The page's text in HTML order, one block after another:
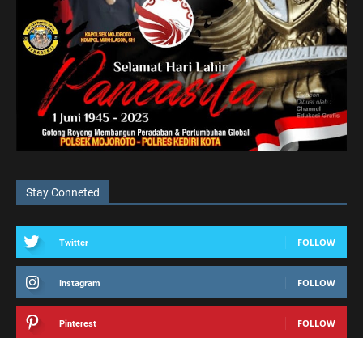
Stay Conneted
Twitter FOLLOW
Instagram FOLLOW
Pinterest FOLLOW